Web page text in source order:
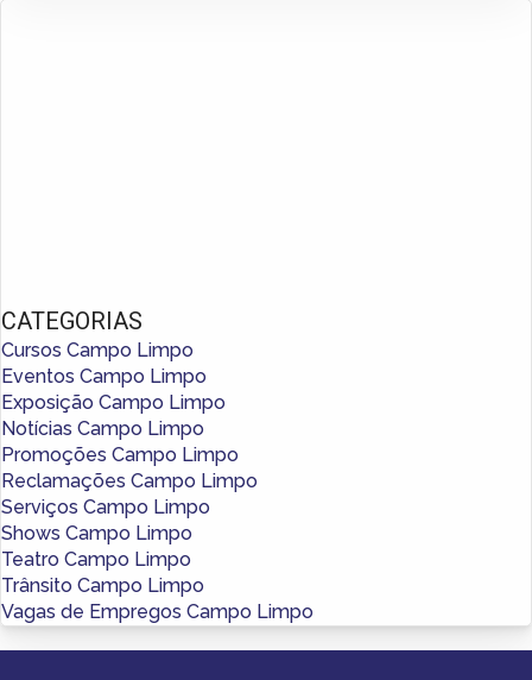
CATEGORIAS
Cursos Campo Limpo
Eventos Campo Limpo
Exposição Campo Limpo
Notícias Campo Limpo
Promoções Campo Limpo
Reclamações Campo Limpo
Serviços Campo Limpo
Shows Campo Limpo
Teatro Campo Limpo
Trânsito Campo Limpo
Vagas de Empregos Campo Limpo